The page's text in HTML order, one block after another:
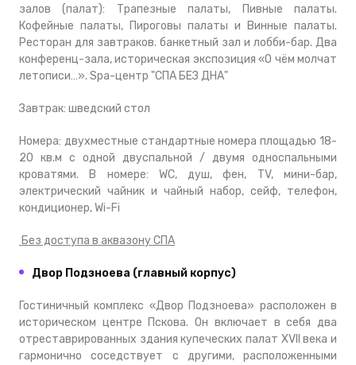
залов (палат): Трапезные палаты, Пивные палаты.
Кофейные палаты, Пироговы палаты и Винные палаты.
Ресторан для завтраков. банкетный зал и лобби-бар. Два
конференц-зала, историческая экспозиция «О чём молчат
летописи…». Spa-центр "СПА БЕЗ ДНА"
Завтрак: шведский стол
Номера: двухместные стандартные номера площадью 18-
20 кв.м с одной двуспальной / двумя односпальными
кроватями. В номере: WC, душ, фен, TV, мини-бар,
электрический чайник и чайный набор, сейф, телефон,
кондиционер, Wi-Fi
Без доступа в аквазону СПА
Двор Подзноева (главный корпус)
Гостиничный комплекс «Двор Подзноева» расположен в
историческом центре Пскова. Он включает в себя два
отреставрированных здания купеческих палат XVII века и
гармонично соседствует с другими, расположенными